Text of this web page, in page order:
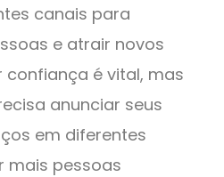
canais para
e atrair novos
confiança é vital, mas
anunciar seus
em diferentes
mais pessoas